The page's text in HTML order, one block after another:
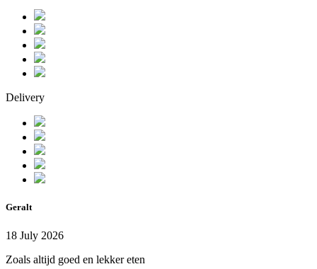
Delivery
Geralt
18 July 2026
Zoals altijd goed en lekker eten